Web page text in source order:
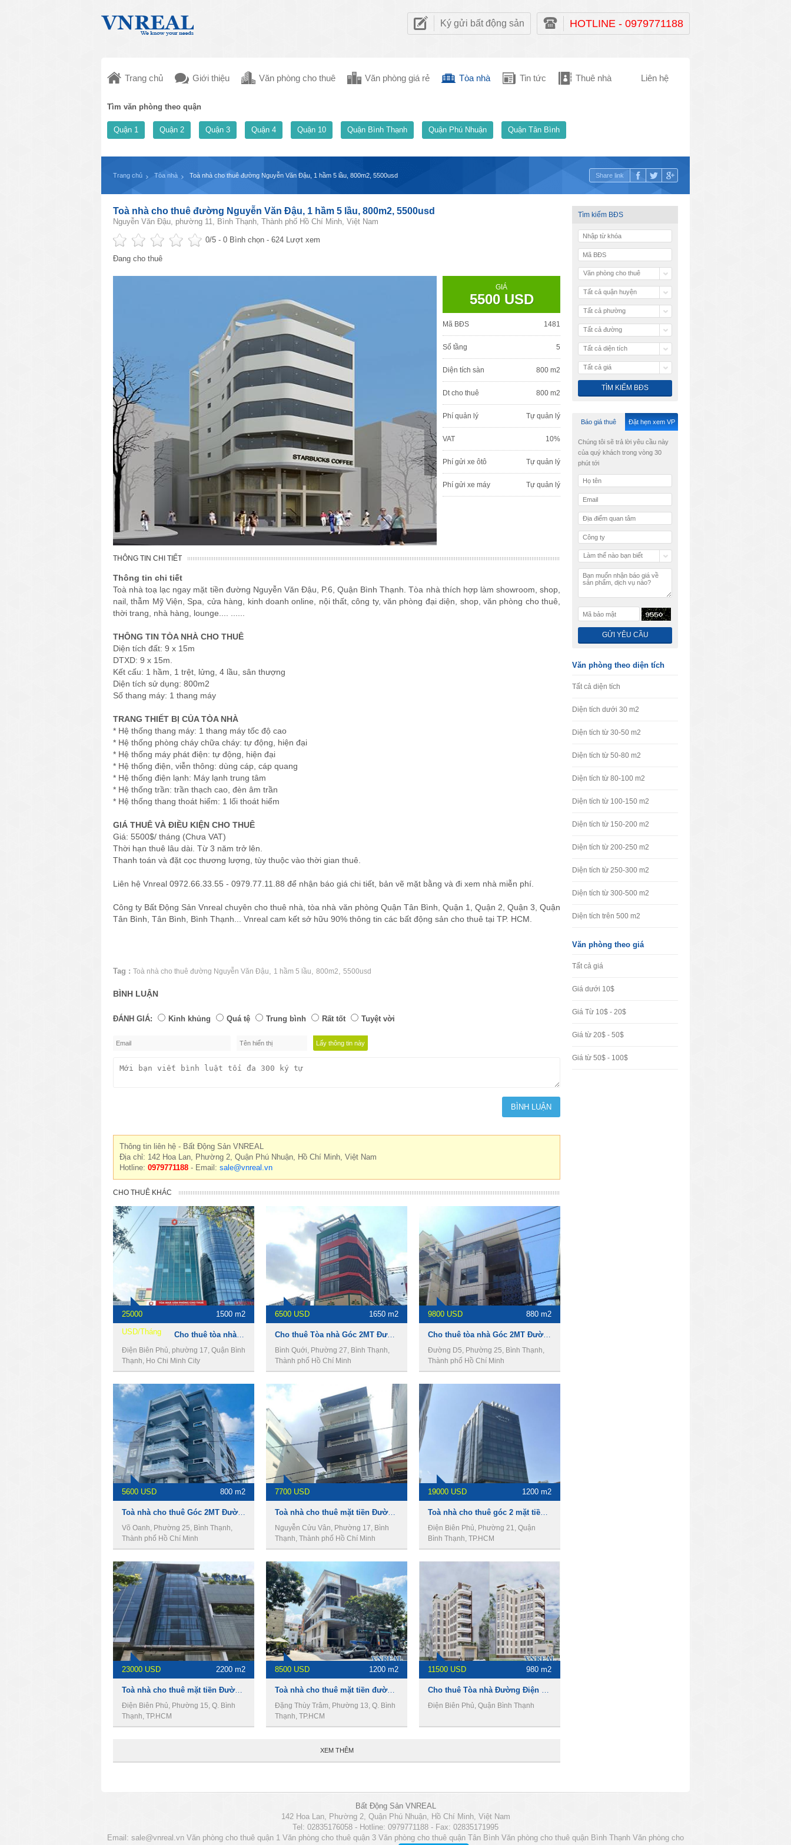
Ký gửi bất động sản HOTLINE - 0979771188
Trang chủ Giới thiệu Văn phòng cho thuê Văn phòng giá rẻ Tòa nhà Tin tức Thuê nhà Liên hệ
Tìm văn phòng theo quận
Quận 1 Quận 2 Quận 3 Quận 4 Quận 10 Quận Bình Thạnh Quận Phú Nhuận Quận Tân Bình
Trang chủ Tòa nhà Toà nhà cho thuê đường Nguyễn Văn Đậu, 1 hầm 5 lầu, 800m2, 5500usd Share link
Toà nhà cho thuê đường Nguyễn Văn Đậu, 1 hầm 5 lầu, 800m2, 5500usd
Nguyễn Văn Đậu, phường 11, Bình Thạnh, Thành phố Hồ Chí Minh, Việt Nam
0/5 - 0 Bình chọn - 624 Lượt xem
Đang cho thuê
GIÁ
5500 USD
Mã BĐS 1481
Số tầng 5
Diện tích sàn 800 m2
Dt cho thuê 800 m2
Phí quản lý Tự quản lý
VAT 10%
Phí gửi xe ôtô Tự quản lý
Phí gửi xe máy Tự quản lý
THÔNG TIN CHI TIẾT
Thông tin chi tiết
Toà nhà toạ lạc ngay mặt tiền đường Nguyễn Văn Đậu, P.6, Quận Bình Thạnh. Tòa nhà thích hợp làm showroom, shop,
nail, thẫm Mỹ Viện, Spa, cửa hàng, kinh doanh online, nội thất, công ty, văn phòng đại diện, shop, văn phòng cho thuê,
thời trang, nhà hàng, lounge.... ......
THÔNG TIN TÒA NHÀ CHO THUÊ
Diện tích đất: 9 x 15m
DTXD: 9 x 15m.
Kết cấu: 1 hầm, 1 trệt, lửng, 4 lầu, sân thượng
Diện tích sử dụng: 800m2
Số thang máy: 1 thang máy
TRANG THIẾT BỊ CỦA TÒA NHÀ
* Hệ thống thang máy: 1 thang máy tốc độ cao
* Hệ thống phòng cháy chữa cháy: tự động, hiện đại
* Hệ thống máy phát điện: tự động, hiện đại
* Hệ thống điện, viễn thông: dùng cáp, cáp quang
* Hệ thống điện lạnh: Máy lạnh trung tâm
* Hệ thống trần: trần thạch cao, đèn âm trần
* Hệ thống thang thoát hiểm: 1 lối thoát hiểm
GIÁ THUÊ VÀ ĐIỀU KIỆN CHO THUÊ
Giá: 5500$/ tháng (Chưa VAT)
Thời hạn thuê lâu dài. Từ 3 năm trở lên.
Thanh toán và đặt cọc thương lượng, tùy thuộc vào thời gian thuê.
Liên hệ Vnreal 0972.66.33.55 - 0979.77.11.88 để nhận báo giá chi tiết, bản vẽ mặt bằng và đi xem nhà miễn phí.
Công ty Bất Động Sản Vnreal chuyên cho thuê nhà, tòa nhà văn phòng Quận Tân Bình, Quận 1, Quận 2, Quận 3, Quận
Tân Bình, Tân Bình, Bình Thạnh... Vnreal cam kết sở hữu 90% thông tin các bất động sản cho thuê tại TP. HCM.
Tag : Toà nhà cho thuê đường Nguyễn Văn Đậu 1 hầm 5 lầu 800m2 5500usd
BÌNH LUẬN
ĐÁNH GIÁ: Kinh khủng Quá tệ Trung bình Rất tốt Tuyệt vời
Thông tin liên hệ - Bất Động Sản VNREAL
Địa chỉ: 142 Hoa Lan, Phường 2, Quận Phú Nhuận, Hồ Chí Minh, Việt Nam
Hotline: 0979771188 - Email: sale@vnreal.vn
CHO THUÊ KHÁC
25000
USD/Tháng
1500 m2
Cho thuê tòa nhà 129 Điện Biên Phủ, Bình Thạnh, 10x20m, 1 hầm, 10 lầu, 1500m2.
Điện Biên Phủ, phường 17, Quận Bình
Thạnh, Ho Chi Minh City
6500 USD 1650 m2
Cho thuê Tòa nhà Góc 2MT Đường Bình Quới, DT 9 x 23m, 1 Hầm 8 Lầu, Giá 6500usd
Bình Quới, Phường 27, Bình Thạnh,
Thành phố Hồ Chí Minh
9800 USD 880 m2
Cho thuê tòa nhà Góc 2MT Đường D5, DT 8 x 22m, 1 Trệt 4 Lầu, Giá 9800usd
Đường D5, Phường 25, Bình Thạnh,
Thành phố Hồ Chí Minh
5600 USD 800 m2
Toà nhà cho thuê Góc 2MT Đường Võ Oanh, DT 8 x 17m, 1 Hầm 5 Lầu, Giá 5600usd
Võ Oanh, Phường 25, Bình Thạnh,
Thành phố Hồ Chí Minh
7700 USD
Toà nhà cho thuê mặt tiền Đường Nguyễn Cửu Vân, DT 8 x 25m, 1 Hầm 6 Lầu, Giá 7700usd
Nguyễn Cửu Vân, Phường 17, Bình
Thạnh, Thành phố Hồ Chí Minh
19000 USD 1200 m2
Điện Biên Phủ, Phường 21, Quận
Bình Thạnh, TP.HCM
23000 USD 2200 m2
Toà nhà cho thuê mặt tiền Đường Điện Biên Phủ, DT 9 x 25m, 1 Hầm 10 Lầu, 23000usd
Điện Biên Phủ, Phường 15, Q. Bình
Thạnh, TP.HCM
8500 USD 1200 m2
Toà nhà cho thuê mặt tiền đường Đặng Thùy Trâm, DT 9m x 24m , 1 hầm 6 lầu, Giá 8500usd
Đặng Thùy Trâm, Phường 13, Q. Bình
Thạnh, TP.HCM
11500 USD 980 m2
Điện Biên Phủ, Quận Bình Thạnh
XEM THÊM
Tìm kiếm BĐS
Văn phòng cho thuê
Tất cả quận huyện
Tất cả phường
Tất cả đường
Tất cả diện tích
Tất cả giá
Báo giá thuê Đặt hẹn xem VP
Chúng tôi sẽ trả lời yêu cầu này
của quý khách trong vòng 30
phút tới
Làm thế nào bạn biết
Văn phòng theo diện tích
Tất cả diện tích
Diện tích dưới 30 m2
Diện tích từ 30-50 m2
Diện tích từ 50-80 m2
Diện tích từ 80-100 m2
Diện tích từ 100-150 m2
Diện tích từ 150-200 m2
Diện tích từ 200-250 m2
Diện tích từ 250-300 m2
Diện tích từ 300-500 m2
Diện tích trên 500 m2
Văn phòng theo giá
Tất cả giá
Giá dưới 10$
Giá Từ 10$ - 20$
Giá từ 20$ - 50$
Giá từ 50$ - 100$
Bất Động Sản VNREAL
142 Hoa Lan, Phường 2, Quận Phú Nhuận, Hồ Chí Minh, Việt Nam
Tel: 02835176058 - Hotline: 0979771188 - Fax: 02835171995
Email: sale@vnreal.vn Văn phòng cho thuê quận 1 Văn phòng cho thuê quận 3 Văn phòng cho thuê quận Tân Bình Văn phòng cho thuê quận Bình Thạnh Văn phòng cho